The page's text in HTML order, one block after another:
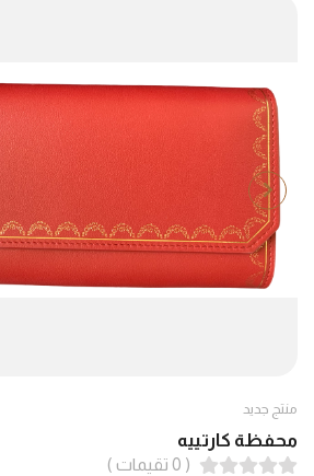
منتج جديد
محفظة كارتييه
( 0 تقيمات )